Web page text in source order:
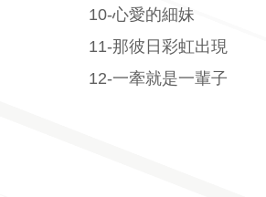
10-心愛的細妹
11-那彼日彩虹出現
12-一牽就是一輩子